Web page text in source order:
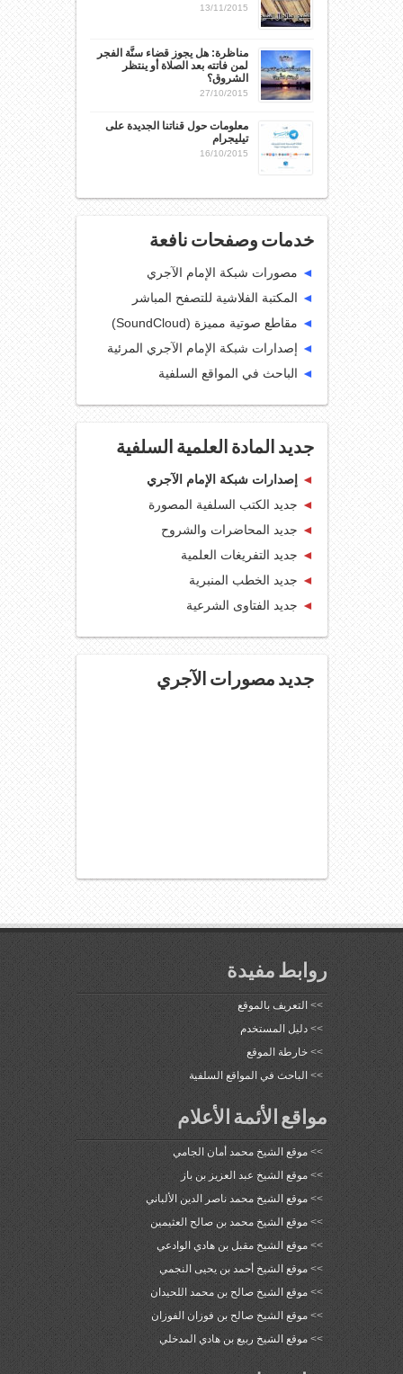
13/11/2015
مناظرة: هل يجوز قضاء سنَّة الفجر
لمن فاتته بعد الصلاة أو ينتظر
الشروق؟
27/10/2015
معلومات حول قناتنا الجديدة على
تيليجرام
16/10/2015
خدمات وصفحات نافعة
◄ مصورات شبكة الإمام الآجري
◄ المكتبة الفلاشية للتصفح المباشر
◄ مقاطع صوتية مميزة (SoundCloud)
◄ إصدارات شبكة الإمام الآجري المرئية
◄ الباحث في المواقع السلفية
جديد المادة العلمية السلفية
◄
إصدارات شبكة الإمام الآجري
◄ جديد الكتب السلفية المصورة
◄ جديد المحاضرات والشروح
◄ جديد التفريغات العلمية
◄ جديد الخطب المنبرية
◄ جديد الفتاوى الشرعية
جديد مصورات الآجري
روابط مفيدة
>>التعريف بالموقع
>>دليل المستخدم
>>خارطة الموقع
>>الباحث في المواقع السلفية
مواقع الأئمة الأعلام
>>موقع الشيخ محمد أمان الجامي
>>موقع الشيخ عبد العزيز بن باز
>>موقع الشيخ محمد ناصر الدين الألباني
>>موقع الشيخ محمد بن صالح العثيمين
>>موقع الشيخ مقبل بن هادي الوادعي
>>موقع الشيخ أحمد بن يحيى النجمي
>>موقع الشيخ صالح بن محمد اللحيدان
>>موقع الشيخ صالح بن فوزان الفوزان
>>موقع الشيخ ربيع بن هادي المدخلي